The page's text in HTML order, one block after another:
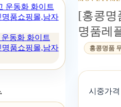
동화 화이트
명품쇼핑몰,남자
[홍콩명
명품레
홍콩명품
시중가격